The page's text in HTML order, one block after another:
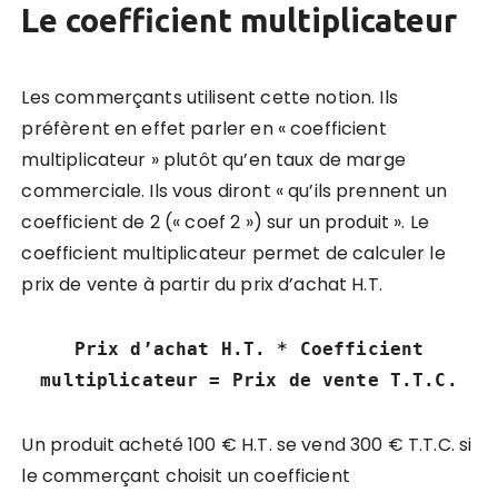
Le coefficient multiplicateur
Les commerçants utilisent cette notion. Ils
préfèrent en effet parler en « coefficient
multiplicateur » plutôt qu’en taux de marge
commerciale. Ils vous diront « qu’ils prennent un
coefficient de 2 (« coef 2 ») sur un produit ». Le
coefficient multiplicateur permet de calculer le
prix de vente à partir du prix d’achat H.T.
Prix d’achat H.T. * Coefficient
multiplicateur = Prix de vente T.T.C.
Un produit acheté 100 € H.T. se vend 300 € T.T.C. si
le commerçant choisit un coefficient